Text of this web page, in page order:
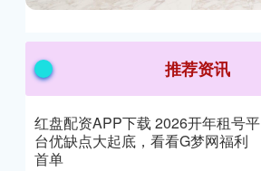
推荐资讯
红盘配资APP下载 2026开年租号平
台优缺点大起底，看看G梦网福利
首单